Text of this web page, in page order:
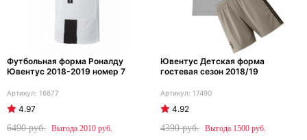
Футбольная форма Роналду
Ювентус 2018-2019 номер 7
16677
4.97
6490
2010
Ювентус Детская форма
гостевая сезон 2018/19
17490
4.92
4390
1500